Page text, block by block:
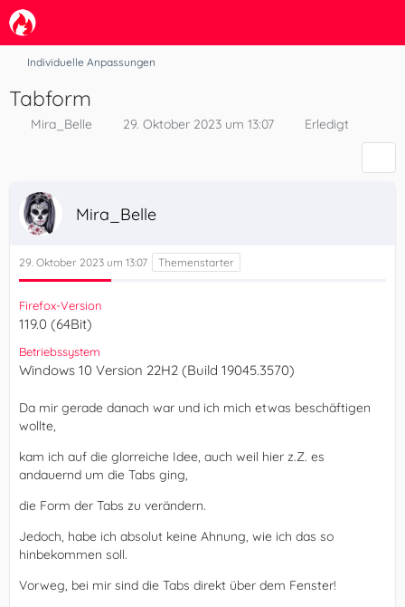
Individuelle Anpassungen
Tabform
Mira_Belle 29. Oktober 2023 um 13:07 Erledigt
Mira_Belle
29. Oktober 2023 um 13:07
Firefox-Version
119.0 (64Bit)
Betriebssystem
Windows 10 Version 22H2 (Build 19045.3570)
Da mir gerade danach war und ich mich etwas beschäftigen
wollte,
kam ich auf die glorreiche Idee, auch weil hier z.Z. es
andauernd um die Tabs ging,
die Form der Tabs zu verändern.
Jedoch, habe ich absolut keine Ahnung, wie ich das so
hinbekommen soll.
Vorweg, bei mir sind die Tabs direkt über dem Fenster!